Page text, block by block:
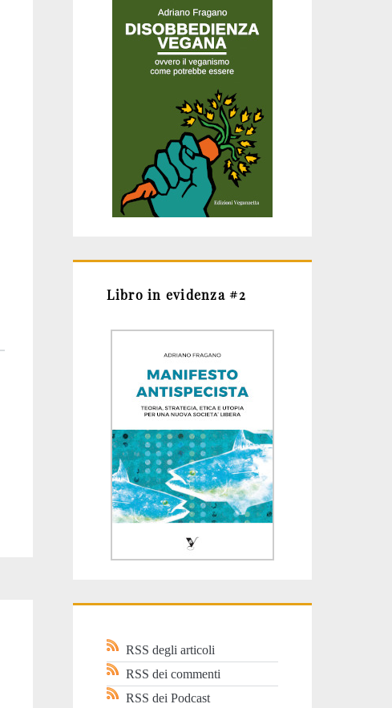
Libro in evidenza #2
RSS degli articoli
RSS dei commenti
RSS dei Podcast